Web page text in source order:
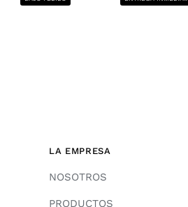
LA EMPRESA
NOSOTROS
PRODUCTOS